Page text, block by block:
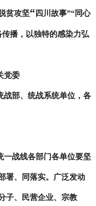
贫攻坚“四川故事”“同心
传播，以独特的感染力弘
党委
战部、统战系统单位，各
一战线各部门各单位要坚
署、同落实。广泛发动
子、民营企业、宗教